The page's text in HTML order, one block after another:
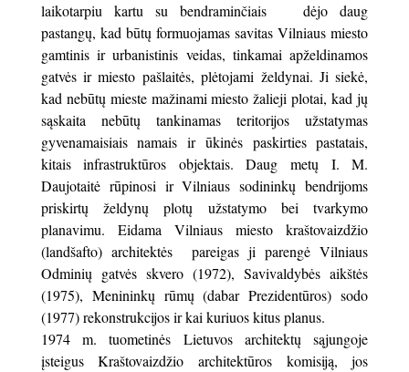
laikotarpiu kartu su bendraminčiais dėjo daug
pastangų, kad būtų formuojamas savitas Vilniaus miesto
gamtinis ir urbanistinis veidas, tinkamai apželdinamos
gatvės ir miesto pašlaitės, plėtojami želdynai. Ji siekė,
kad nebūtų mieste mažinami miesto žalieji plotai, kad jų
sąskaita nebūtų tankinamas teritorijos užstatymas
gyvenamaisiais namais ir ūkinės paskirties pastatais,
kitais infrastruktūros objektais. Daug metų I. M.
Daujotaitė rūpinosi ir Vilniaus sodininkų bendrijoms
priskirtų želdynų plotų užstatymo bei tvarkymo
planavimu. Eidama Vilniaus miesto kraštovaizdžio
(landšafto) architektės pareigas ji parengė Vilniaus
Odminių gatvės skvero (1972), Savivaldybės aikštės
(1975), Menininkų rūmų (dabar Prezidentūros) sodo
(1977) rekonstrukcijos ir kai kuriuos kitus planus.
1974 m. tuometinės Lietuvos architektų sąjungoje
įsteigus Kraštovaizdžio architektūros komisiją, jos